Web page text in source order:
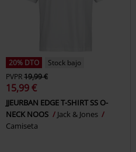
20% DTO
Stock bajo
PVPR19,99 €
15,99 €
JJEURBAN EDGE T-SHIRT SS O-
NECK NOOS
Jack & Jones
Camiseta